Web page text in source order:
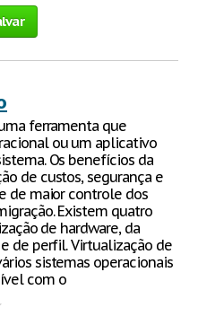
ferramenta que
ou um aplicativo
Os benefícios da
de custos, segurança e
de maior controle dos
Existem quatro
de hardware, da
de perfil. Virtualização de
sistemas operacionais
com o